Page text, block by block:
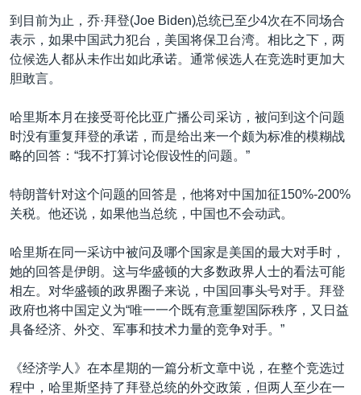
到目前为止，乔·拜登(Joe Biden)总统已至少4次在不同场合
表示，如果中国武力犯台，美国将保卫台湾。相比之下，两
位候选人都从未作出如此承诺。通常候选人在竞选时更加大
胆敢言。
哈里斯本月在接受哥伦比亚广播公司采访，被问到这个问题
时没有重复拜登的承诺，而是给出来一个颇为标准的模糊战
略的回答：“我不打算讨论假设性的问题。”
特朗普针对这个问题的回答是，他将对中国加征150%-200%
关税。他还说，如果他当总统，中国也不会动武。
哈里斯在同一采访中被问及哪个国家是美国的最大对手时，
她的回答是伊朗。这与华盛顿的大多数政界人士的看法可能
相左。对华盛顿的政界圈子来说，中国回事头号对手。拜登
政府也将中国定义为“唯一一个既有意重塑国际秩序，又日益
具备经济、外交、军事和技术力量的竞争对手。”
《经济学人》在本星期的一篇分析文章中说，在整个竞选过
程中，哈里斯坚持了拜登总统的外交政策，但两人至少在一